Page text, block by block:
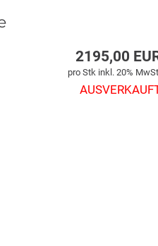
2195,00
pro Stk inkl. 20%